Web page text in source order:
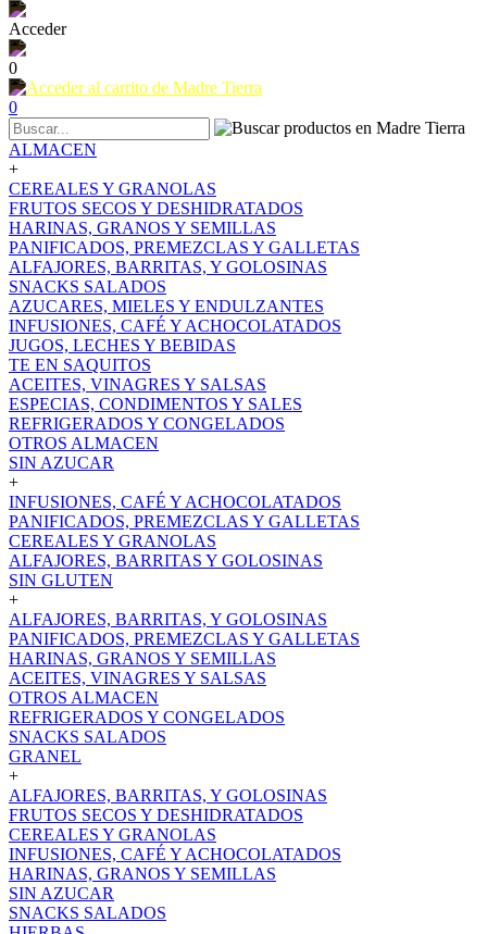
Acceder
0
0
ALMACEN
+
CEREALES Y GRANOLAS
FRUTOS SECOS Y DESHIDRATADOS
HARINAS, GRANOS Y SEMILLAS
PANIFICADOS, PREMEZCLAS Y GALLETAS
ALFAJORES, BARRITAS, Y GOLOSINAS
SNACKS SALADOS
AZUCARES, MIELES Y ENDULZANTES
INFUSIONES, CAFÉ Y ACHOCOLATADOS
JUGOS, LECHES Y BEBIDAS
TE EN SAQUITOS
ACEITES, VINAGRES Y SALSAS
ESPECIAS, CONDIMENTOS Y SALES
REFRIGERADOS Y CONGELADOS
OTROS ALMACEN
SIN AZUCAR
+
INFUSIONES, CAFÉ Y ACHOCOLATADOS
PANIFICADOS, PREMEZCLAS Y GALLETAS
CEREALES Y GRANOLAS
ALFAJORES, BARRITAS Y GOLOSINAS
SIN GLUTEN
+
ALFAJORES, BARRITAS, Y GOLOSINAS
PANIFICADOS, PREMEZCLAS Y GALLETAS
HARINAS, GRANOS Y SEMILLAS
ACEITES, VINAGRES Y SALSAS
OTROS ALMACEN
REFRIGERADOS Y CONGELADOS
SNACKS SALADOS
GRANEL
+
ALFAJORES, BARRITAS, Y GOLOSINAS
FRUTOS SECOS Y DESHIDRATADOS
CEREALES Y GRANOLAS
INFUSIONES, CAFÉ Y ACHOCOLATADOS
HARINAS, GRANOS Y SEMILLAS
SIN AZUCAR
SNACKS SALADOS